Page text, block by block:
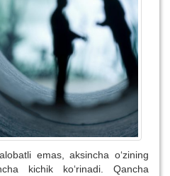
emas, aksincha o‘zining
kichik ko‘rinadi. Qancha